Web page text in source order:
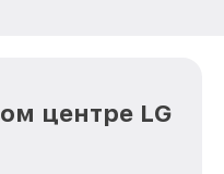
центре LG